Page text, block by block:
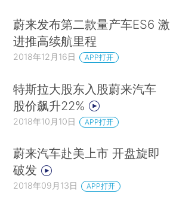
蔚来发布第二款量产车ES6 激
进推高续航里程
2018年12月16日 APP打开
特斯拉大股东入股蔚来汽车
股价飙升22%
2018年10月10日 APP打开
蔚来汽车赴美上市 开盘旋即
破发
2018年09月13日 APP打开